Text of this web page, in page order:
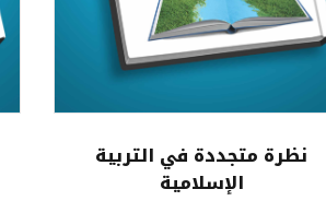
نظرة متجددة في التربية
الإسلامية